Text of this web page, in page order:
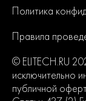
Политика
Правила
© ELITECH.RU
исключительно
публичной